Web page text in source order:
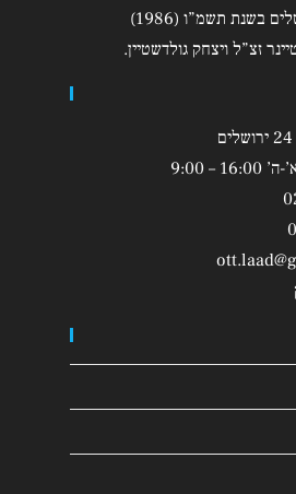
בשנת תשמ”ו (1986)
זצ”ל ויצחק גולדשטיין.
– 9:00